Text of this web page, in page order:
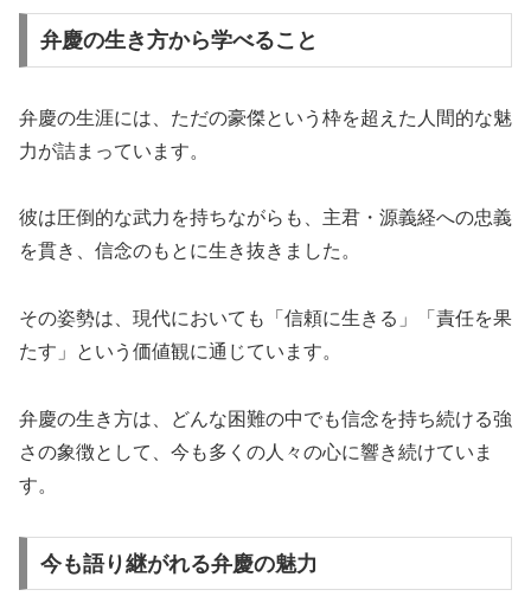
弁慶の生き方から学べること
弁慶の生涯には、ただの豪傑という枠を超えた人間的な魅
力が詰まっています。
彼は圧倒的な武力を持ちながらも、主君・源義経への忠義
を貫き、信念のもとに生き抜きました。
その姿勢は、現代においても「信頼に生きる」「責任を果
たす」という価値観に通じています。
弁慶の生き方は、どんな困難の中でも信念を持ち続ける強
さの象徴として、今も多くの人々の心に響き続けていま
す。
今も語り継がれる弁慶の魅力